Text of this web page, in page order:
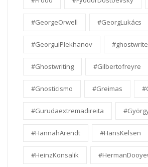
#GeorgeOrwell #GeorgLukács
#GeorguiPlekhanov
#Ghostwriting #Gilbertofreyre
#Gnosticismo #Greimas
#Gurudaextremadireita
#HannahArendt #HansKelsen
#HeinzKonsalik